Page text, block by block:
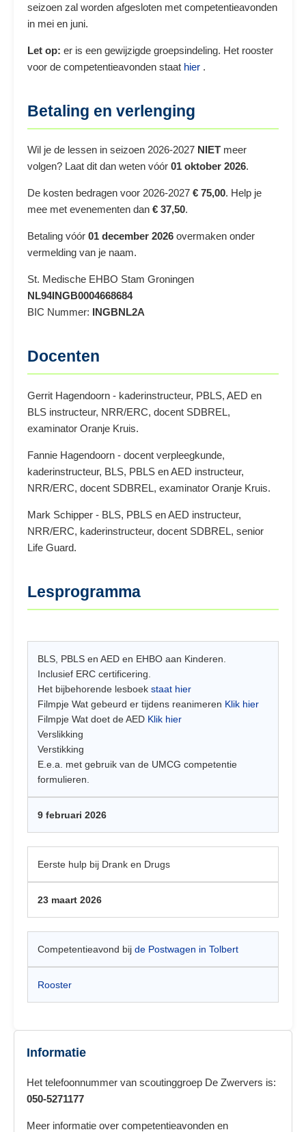
seizoen zal worden afgesloten met competentieavonden
in mei en juni.
Let op: er is een gewijzigde groepsindeling. Het rooster
voor de competentieavonden staat hier .
Betaling en verlenging
Wil je de lessen in seizoen 2026-2027 NIET meer
volgen? Laat dit dan weten vóór 01 oktober 2026.
De kosten bedragen voor 2026-2027 € 75,00. Help je
mee met evenementen dan € 37,50.
Betaling vóór 01 december 2026 overmaken onder
vermelding van je naam.
St. Medische EHBO Stam Groningen
NL94INGB0004668684
BIC Nummer: INGBNL2A
Docenten
Gerrit Hagendoorn - kaderinstructeur, PBLS, AED en
BLS instructeur, NRR/ERC, docent SDBREL,
examinator Oranje Kruis.
Fannie Hagendoorn - docent verpleegkunde,
kaderinstructeur, BLS, PBLS en AED instructeur,
NRR/ERC, docent SDBREL, examinator Oranje Kruis.
Mark Schipper - BLS, PBLS en AED instructeur,
NRR/ERC, kaderinstructeur, docent SDBREL, senior
Life Guard.
Lesprogramma
BLS, PBLS en AED en EHBO aan Kinderen.
Inclusief ERC certificering.
Het bijbehorende lesboek staat hier
Filmpje Wat gebeurd er tijdens reanimeren Klik hier
Filmpje Wat doet de AED Klik hier
Verslikking
Verstikking
E.e.a. met gebruik van de UMCG competentie
formulieren.
9 februari 2026
Eerste hulp bij Drank en Drugs
23 maart 2026
Competentieavond bij de Postwagen in Tolbert
Rooster
Informatie
Het telefoonnummer van scoutinggroep De Zwervers is:
050-5271177
Meer informatie over competentieavonden en